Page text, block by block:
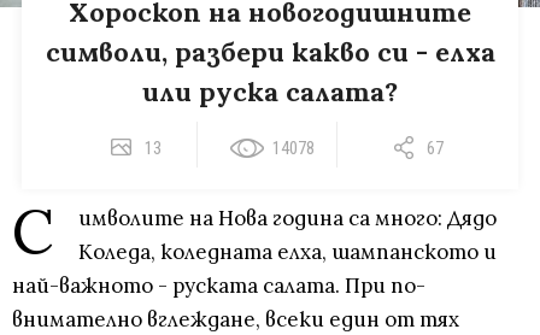
Хороскоп на новогодишните
символи, разбери какво си - елха
или руска салата?
13 14078 67
С
имволите на Нова година са много: Дядо
Коледа, коледната елха, шампанското и
най-важното - руската салата. При по-
внимателно вглеждане, всеки един от тях